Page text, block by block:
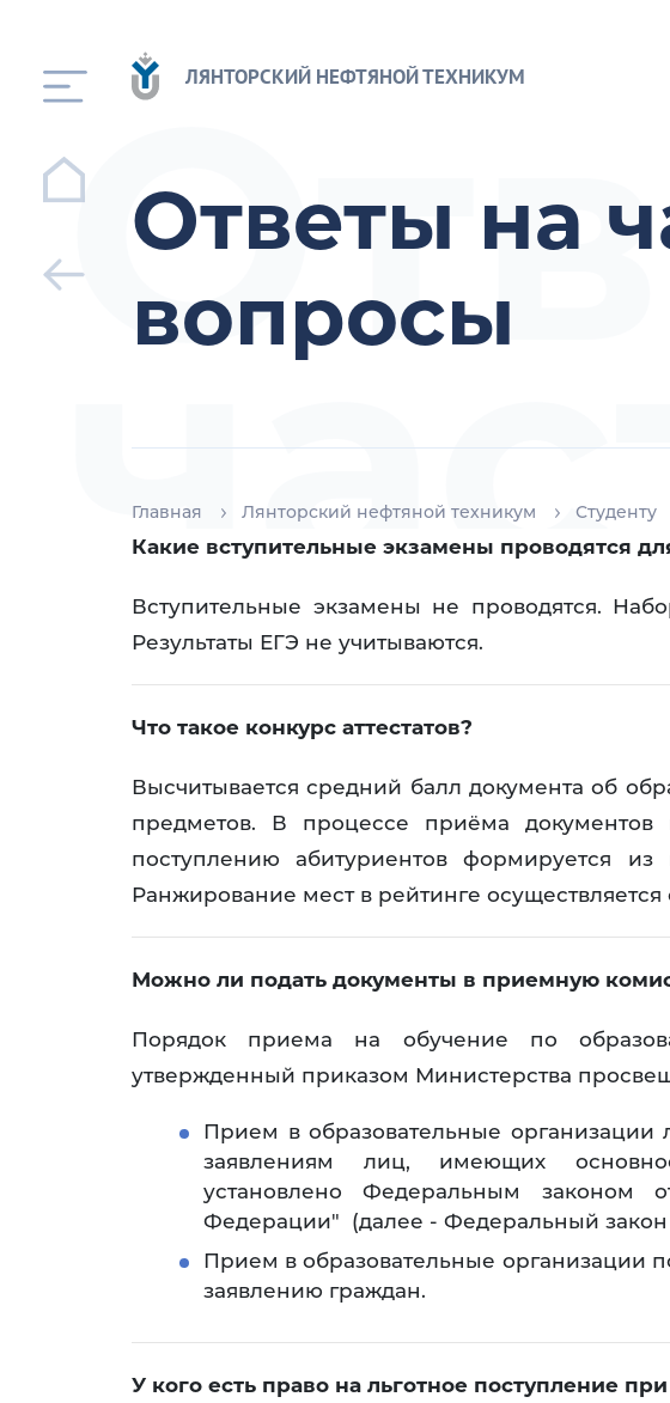
ЛЯНТОРСКИЙ НЕФТЯНОЙ ТЕХНИКУМ
Ответы на
вопросы
Главная Лянторский нефтяной техникум Студенту
Какие вступительные экзамены проводятся
Вступительные экзамены не проводятся.
Результаты ЕГЭ не учитываются.
Что такое конкурс аттестатов?
Высчитывается средний балл документа об
предметов. В процессе приёма документов
поступлению абитуриентов формируется
Ранжирование мест в рейтинге
Можно ли подать документы в приемную
Порядок приема на обучение по
утвержденный приказом Министерства
Прием в образовательные организации
заявлениям лиц, имеющих
установлено Федеральным
Федерации" (далее - Федеральный
Прием в образовательные организации
заявлению граждан.
У кого есть право на льготное поступление